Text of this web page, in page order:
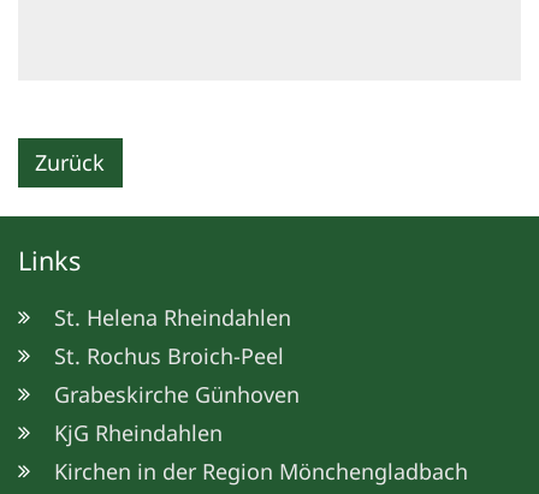
Zurück
Links
St. Helena Rheindahlen
St. Rochus Broich-Peel
Grabeskirche Günhoven
KjG Rheindahlen
Kirchen in der Region Mönchengladbach